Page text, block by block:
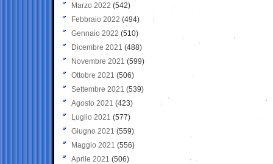
Marzo 2022 (542)
Febbraio 2022 (494)
Gennaio 2022 (510)
Dicembre 2021 (488)
Novembre 2021 (599)
Ottobre 2021 (506)
Settembre 2021 (539)
Agosto 2021 (423)
Luglio 2021 (577)
Giugno 2021(559)
Maggio 2021 (556)
Aprile 2021 (506)